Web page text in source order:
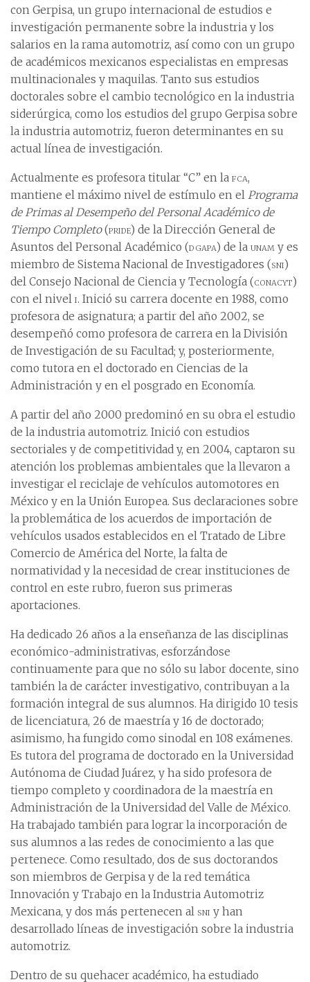
con Gerpisa, un grupo internacional de estudios e
investigación permanente sobre la industria y los
salarios en la rama automotriz, así como con un grupo
de académicos mexicanos especialistas en empresas
multinacionales y maquilas. Tanto sus estudios
doctorales sobre el cambio tecnológico en la industria
siderúrgica, como los estudios del grupo Gerpisa sobre
la industria automotriz, fueron determinantes en su
actual línea de investigación.
Actualmente es profesora titular “C” en la fca,
mantiene el máximo nivel de estímulo en el Programa
de Primas al Desempeño del Personal Académico de
Tiempo Completo(pride) de la Dirección General de
Asuntos del Personal Académico (dgapa) de la unam y es
miembro de Sistema Nacional de Investigadores (sni)
del Consejo Nacional de Ciencia y Tecnología (conacyt)
con el nivel i. Inició su carrera docente en 1988, como
profesora de asignatura; a partir del año 2002, se
desempeñó como profesora de carrera en la División
de Investigación de su Facultad; y, posteriormente,
como tutora en el doctorado en Ciencias de la
Administración y en el posgrado en Economía.
A partir del año 2000 predominó en su obra el estudio
de la industria automotriz. Inició con estudios
sectoriales y de competitividad y, en 2004, captaron su
atención los problemas ambientales que la llevaron a
investigar el reciclaje de vehículos automotores en
México y en la Unión Europea. Sus declaraciones sobre
la problemática de los acuerdos de importación de
vehículos usados establecidos en el Tratado de Libre
Comercio de América del Norte, la falta de
normatividad y la necesidad de crear instituciones de
control en este rubro, fueron sus primeras
aportaciones.
Ha dedicado 26 años a la enseñanza de las disciplinas
económico-administrativas, esforzándose
continuamente para que no sólo su labor docente, sino
también la de carácter investigativo, contribuyan a la
formación integral de sus alumnos. Ha dirigido 10 tesis
de licenciatura, 26 de maestría y 16 de doctorado;
asimismo, ha fungido como sinodal en 108 exámenes.
Es tutora del programa de doctorado en la Universidad
Autónoma de Ciudad Juárez, y ha sido profesora de
tiempo completo y coordinadora de la maestría en
Administración de la Universidad del Valle de México.
Ha trabajado también para lograr la incorporación de
sus alumnos a las redes de conocimiento a las que
pertenece. Como resultado, dos de sus doctorandos
son miembros de Gerpisa y de la red temática
Innovación y Trabajo en la Industria Automotriz
Mexicana, y dos más pertenecen al sni y han
desarrollado líneas de investigación sobre la industria
automotriz.
Dentro de su quehacer académico, ha estudiado